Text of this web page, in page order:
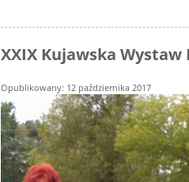
XXIX Kujawska Wystaw
Opublikowany: 12 października 2017